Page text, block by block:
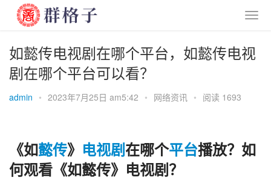
如懿传电视剧在哪个平台，如懿传电视
剧在哪个平台可以看？
admin • 2023年7月25日 am5:42 • 网络资讯 • 阅读 1693
《如懿传》 电视剧在哪个平台播放？如
何观看《如懿传》电视剧？